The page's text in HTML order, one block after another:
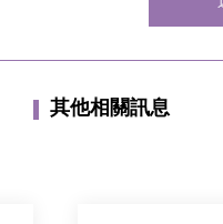
其他相關訊息